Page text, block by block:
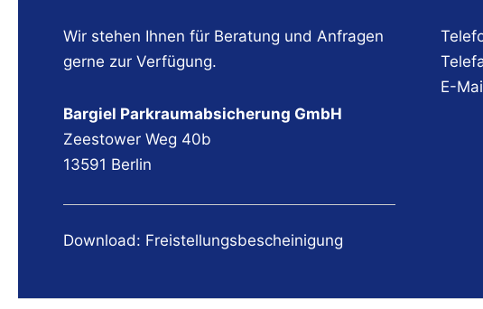
Wir stehen Ihnen für Beratung und Anfragen
gerne zur Verfügung.
Bargiel Parkraumabsicherung GmbH
Zeestower Weg 40b
13591 Berlin
Download: Freistellungsbescheinigung
E-